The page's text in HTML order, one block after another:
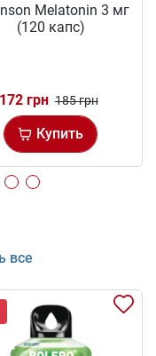
Melatonin 3 мг
(120 капс)
172 грн 185 грн
Купить
все